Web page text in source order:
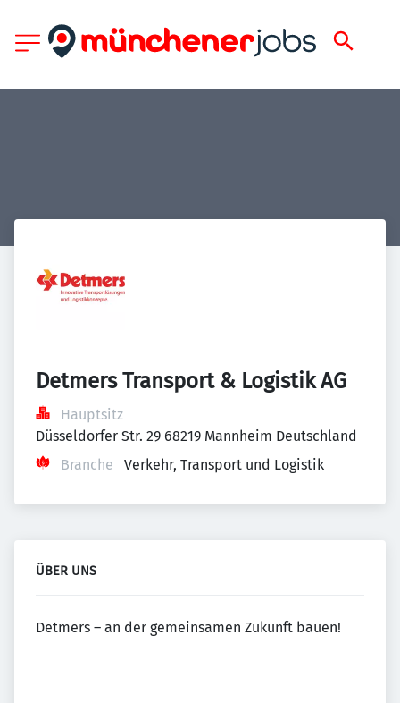
Detmers Transport & Logistik AG
Hauptsitz
Düsseldorfer Str. 29 68219 Mannheim Deutschland
Branche
Verkehr, Transport und Logistik
ÜBER UNS
Detmers – an der gemeinsamen Zukunft bauen!